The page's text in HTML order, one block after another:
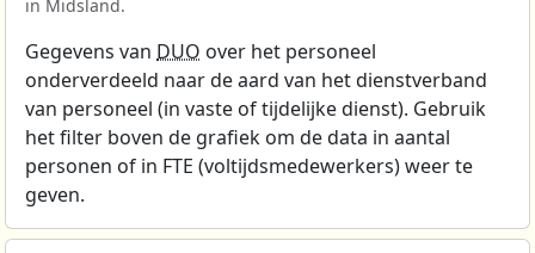
in Midsland.
Gegevens van DUO over het personeel
onderverdeeld naar de aard van het dienstverband
van personeel (in vaste of tijdelijke dienst). Gebruik
het filter boven de grafiek om de data in aantal
personen of in FTE (voltijdsmedewerkers) weer te
geven.